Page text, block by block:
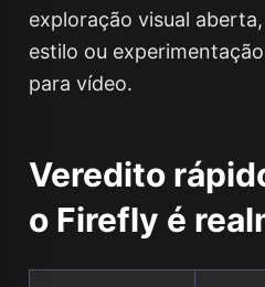
exploração visual
estilo ou
para vídeo.
Veredito
o Firefly é